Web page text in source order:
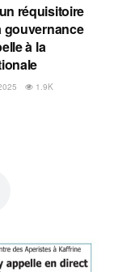
réquisitoire
gouvernance
à la
1.9K